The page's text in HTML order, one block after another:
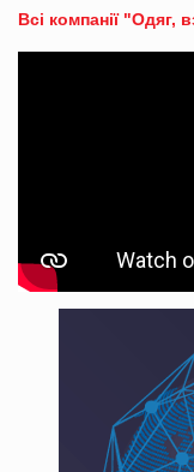
Всі компанії "Одяг,